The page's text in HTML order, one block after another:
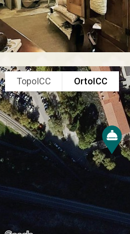
TopoICC OrtoICC